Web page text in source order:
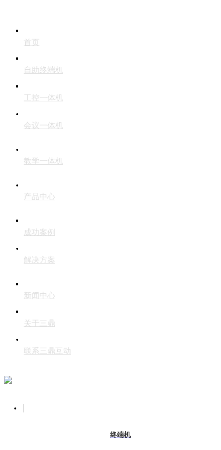
首页
自助终端机
工控一体机
会议一体机
教学一体机
产品中心
成功案例
解决方案
新闻中心
关于三鼎
联系三鼎互动
终端机